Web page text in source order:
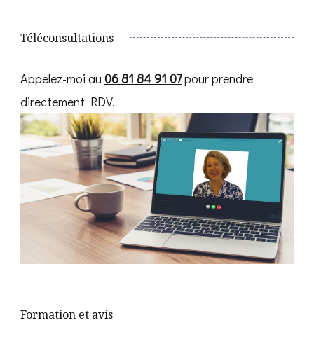
Téléconsultations
Appelez-moi au 06 81 84 91 07pour prendre
directement RDV.
Formation et avis